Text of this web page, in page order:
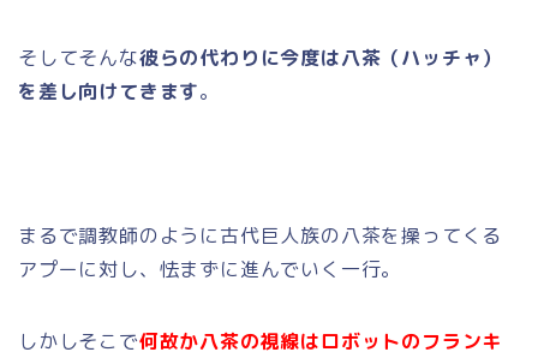
そしてそんな彼らの代わりに今度は八茶（ハッチャ）
を差し向けてきます。
まるで調教師のように古代巨人族の八茶を操ってくる
アプーに対し、怯まずに進んでいく一行。
しかしそこで何故か八茶の視線はロボットのフランキ